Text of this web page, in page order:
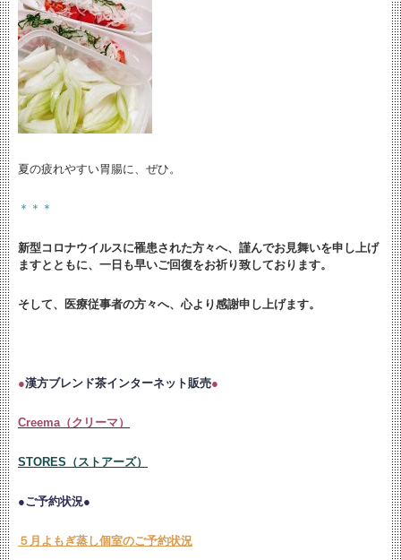
夏の疲れやすい胃腸に、ぜひ。
＊＊＊
新型コロナウイルスに罹患された方々へ、謹んでお見舞いを申し上げ
ますとともに、 一日も早いご回復をお祈り致しております。
そして、医療従事者の方々へ、心より感謝申し上げます。
●漢方ブレンド茶インターネット販売●
Creema（クリーマ）
STORES（ストアーズ）
●ご予約状況●
５月よもぎ蒸し個室のご予約状況